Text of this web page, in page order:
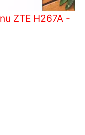
ZTE H267A -